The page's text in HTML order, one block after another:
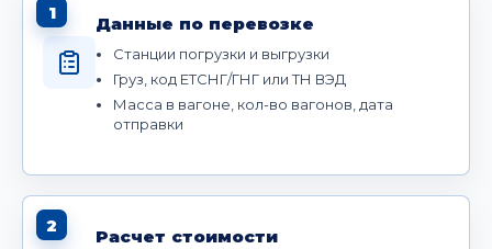
1
Данные по перевозке
Станции погрузки и выгрузки
Груз, код ЕТСНГ/ГНГ или ТН ВЭД
Масса в вагоне, кол-во вагонов, дата
отправки
2
Расчет стоимости